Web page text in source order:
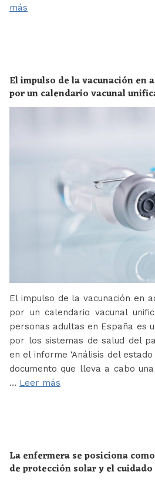
más
El impulso de la vacunación en
por un calendario vacunal
El impulso de la vacunación en
por un calendario vacunal
personas adultas en España es
por los sistemas de salud del
en el informe ‘Análisis del estado
documento que lleva a cabo
… Leer más
La enfermera se posiciona
de protección solar y el